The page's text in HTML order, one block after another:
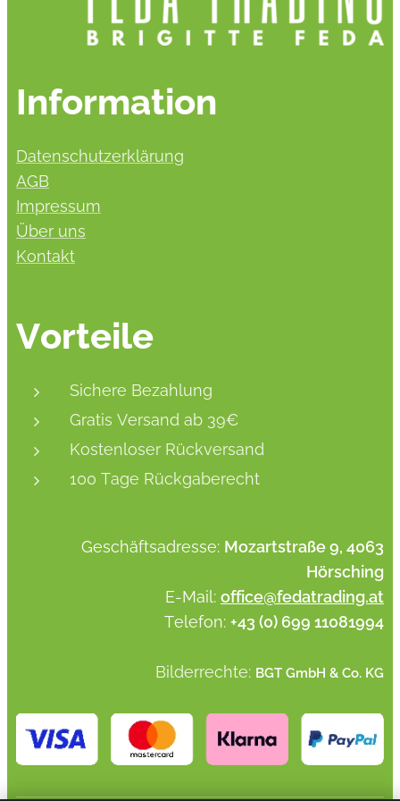
Information
Datenschutzerklärung
AGB
Impressum
Über uns
Kontakt
Vorteile
Sichere Bezahlung
Gratis Versand ab 39€
Kostenloser Rückversand
100 Tage Rückgaberecht
Geschäftsadresse: Mozartstraße 9, 4063
Hörsching
E-Mail: office@fedatrading.at
Telefon: +43 (0) 699 11081994
Bilderrechte: BGT GmbH & Co. KG